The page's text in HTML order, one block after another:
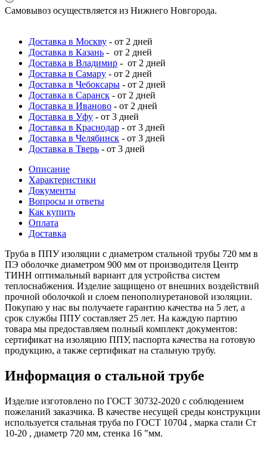
Самовывоз осуществляется из Нижнего Новгорода.
Доставка в Москву - от 2 дней
Доставка в Казань - от 2 дней
Доставка в Владимир - от 2 дней
Доставка в Самару - от 2 дней
Доставка в Чебоксары - от 2 дней
Доставка в Саранск - от 2 дней
Доставка в Иваново - от 2 дней
Доставка в Уфу - от 3 дней
Доставка в Краснодар - от 3 дней
Доставка в Челябинск - от 3 дней
Доставка в Тверь - от 3 дней
Описание
Характеристики
Документы
Вопросы и ответы
Как купить
Оплата
Доставка
Труба в ППУ изоляции с диаметром стальной трубы 720 мм в
ПЭ оболочке диаметром 900 мм от производителя Центр
ТИНН оптимальный вариант для устройства систем
теплоснабжения. Изделие защищено от внешних воздействий
прочной оболочкой и слоем пенополиуретановой изоляции.
Покупаю у нас вы получаете гарантию качества на 5 лет, а
срок службы ППУ составляет 25 лет. На каждую партию
товара мы предоставляем полный комплект документов:
сертификат на изоляцию ППУ, паспорта качества на готовую
продукцию, а также сертификат на стальную трубу.
Информация о стальной трубе
Изделие изготовлено по ГОСТ 30732-2020 с соблюдением
пожеланий заказчика. В качестве несущей среды конструкции
используется стальная труба по ГОСТ 10704 , марка стали Ст
10-20 , диаметр 720 мм, стенка 16 "мм.